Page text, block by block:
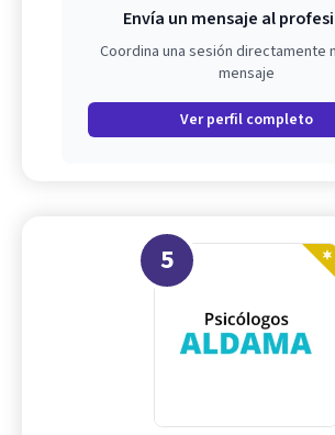
Envía un mensaje al
Coordina una sesión directamente
mensaje
Ver perfil completo
5